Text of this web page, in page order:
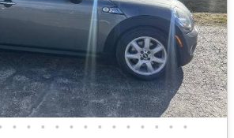
• • • • • • • • • • • • •